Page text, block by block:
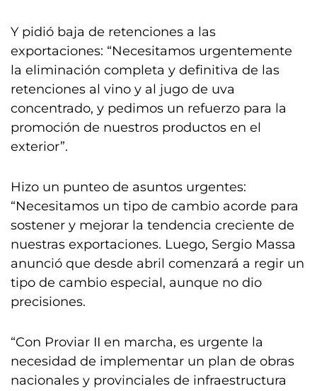
Y pidió baja de retenciones a las
exportaciones: “Necesitamos urgentemente
la eliminación completa y definitiva de las
retenciones al vino y al jugo de uva
concentrado, y pedimos un refuerzo para la
promoción de nuestros productos en el
exterior”.
Hizo un punteo de asuntos urgentes:
“Necesitamos un tipo de cambio acorde para
sostener y mejorar la tendencia creciente de
nuestras exportaciones. Luego, Sergio Massa
anunció que desde abril comenzará a regir un
tipo de cambio especial, aunque no dio
precisiones.
“Con Proviar II en marcha, es urgente la
necesidad de implementar un plan de obras
nacionales y provinciales de infraestructura